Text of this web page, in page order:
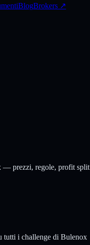
BlogBrokers ↗
— prezzi, regole, profit
tutti i challenge di Bulenox